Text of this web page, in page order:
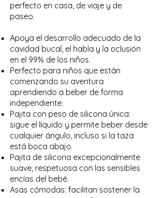
perfecto en casa, de viaje y de
paseo.
Apoya el desarrollo adecuado de la
cavidad bucal, el habla y la oclusión
en el 99% de los niños.
Perfecto para niños que están
comenzando su aventura
aprendiendo a beber de forma
independiente.
Pajita con peso de silicona única:
sigue el líquido y permite beber desde
cualquier ángulo, incluso si la taza
está boca abajo.
Pajita de silicona excepcionalmente
suave, respetuosa con las sensibles
encías del bebé.
Asas cómodas: facilitan sostener la